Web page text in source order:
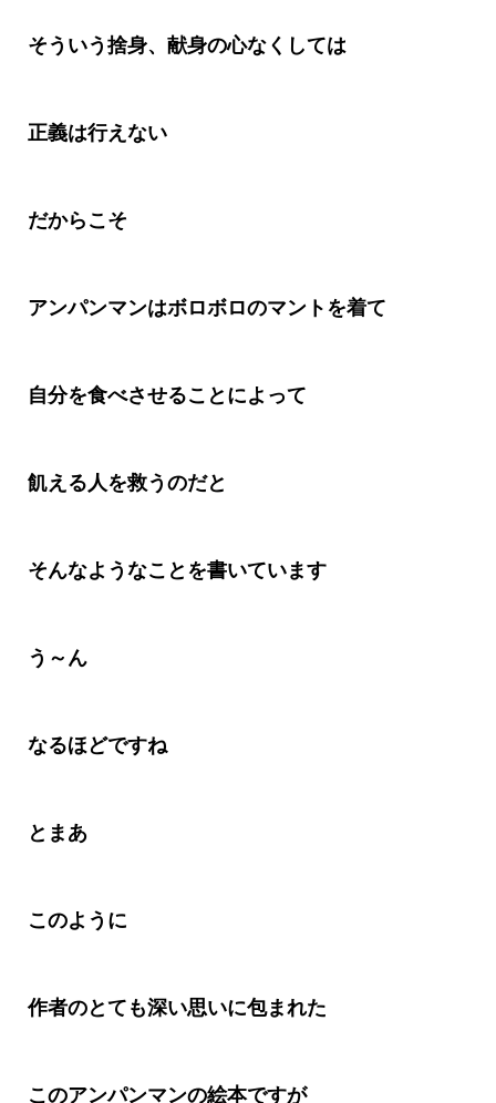
そういう捨身、献身の心なくしては
正義は行えない
だからこそ
アンパンマンはボロボロのマントを着て
自分を食べさせることによって
飢える人を救うのだと
そんなようなことを書いています
う～ん
なるほどですね
とまあ
このように
作者のとても深い思いに包まれた
このアンパンマンの絵本ですが